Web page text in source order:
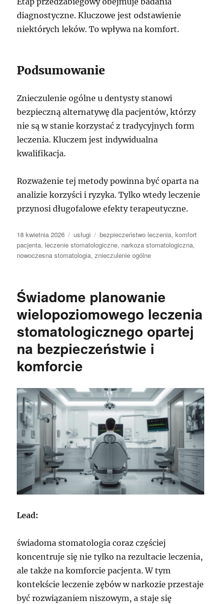
diagnostyczne. Kluczowe jest odstawienie
niektórych leków. To wpływa na komfort.
Podsumowanie
Znieczulenie ogólne u dentysty stanowi
bezpieczną alternatywę dla pacjentów, którzy
nie są w stanie korzystać z tradycyjnych form
leczenia. Kluczem jest indywidualna
kwalifikacja.
Rozważenie tej metody powinna być oparta na
analizie korzyści i ryzyka. Tylko wtedy leczenie
przynosi długofalowe efekty terapeutyczne.
Data
publikacji
18 kwietnia 2026 Kategorie
usługi Tagi
bezpieczeństwo leczenia,komfort
pacjenta, leczenie stomatologiczne, narkoza stomatologiczna,
nowoczesna stomatologia,znieczulenie ogólne
Świadome planowanie
wielopoziomowego leczenia
stomatologicznego opartej
na bezpieczeństwie i
komforcie
Lead:
świadoma stomatologia coraz częściej
koncentruje się nie tylko na rezultacie leczenia,
ale także na komforcie pacjenta. W tym
kontekście leczenie zębów w narkozie przestaje
być rozwiązaniem niszowym, a staje się